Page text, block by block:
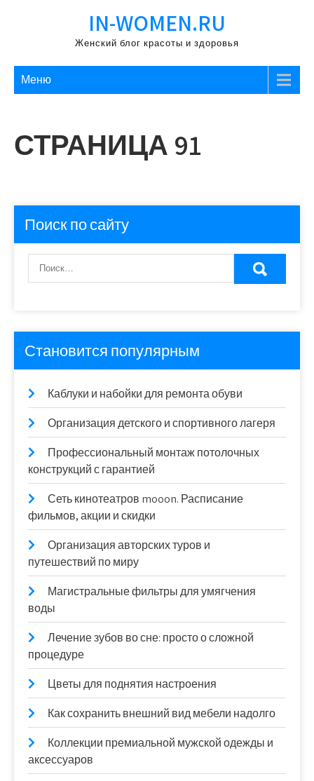
IN-WOMEN.RU
Женский блог красоты и здоровья
Меню
СТРАНИЦА 91
Поиск по сайту
Становится популярным
Каблуки и набойки для ремонта обуви
Организация детского и спортивного лагеря
Профессиональный монтаж потолочных
конструкций с гарантией
Сеть кинотеатров mooon. Расписание
фильмов, акции и скидки
Организация авторских туров и
путешествий по миру
Магистральные фильтры для умягчения
воды
Лечение зубов во сне: просто о сложной
процедуре
Цветы для поднятия настроения
Как сохранить внешний вид мебели надолго
Коллекции премиальной мужской одежды и
аксессуаров